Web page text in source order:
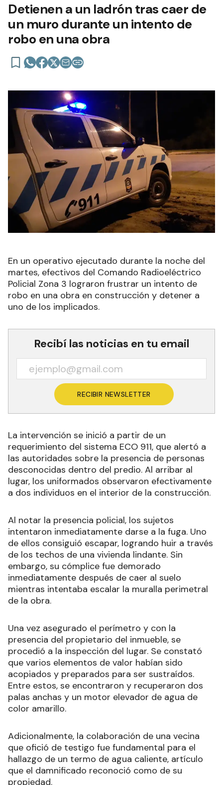
Detienen a un ladrón tras caer de
un muro durante un intento de
robo en una obra
En un operativo ejecutado durante la noche del
martes, efectivos del Comando Radioeléctrico
Policial Zona 3 lograron frustrar un intento de
robo en una obra en construcción y detener a
uno de los implicados.
Recibí las noticias en tu email
RECIBIR NEWSLETTER
La intervención se inició a partir de un
requerimiento del sistema ECO 911, que alertó a
las autoridades sobre la presencia de personas
desconocidas dentro del predio. Al arribar al
lugar, los uniformados observaron efectivamente
a dos individuos en el interior de la construcción.
Al notar la presencia policial, los sujetos
intentaron inmediatamente darse a la fuga. Uno
de ellos consiguió escapar, logrando huir a través
de los techos de una vivienda lindante. Sin
embargo, su cómplice fue demorado
inmediatamente después de caer al suelo
mientras intentaba escalar la muralla perimetral
de la obra.
Una vez asegurado el perímetro y con la
presencia del propietario del inmueble, se
procedió a la inspección del lugar. Se constató
que varios elementos de valor habían sido
acopiados y preparados para ser sustraídos.
Entre estos, se encontraron y recuperaron dos
palas anchas y un motor elevador de agua de
color amarillo.
Adicionalmente, la colaboración de una vecina
que ofició de testigo fue fundamental para el
hallazgo de un termo de agua caliente, artículo
que el damnificado reconoció como de su
propiedad.